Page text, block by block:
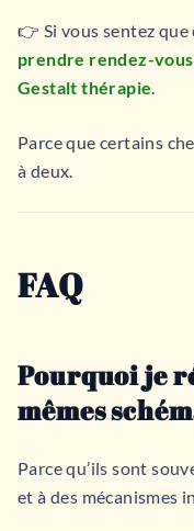
👉 Si vous sentez que
prendre rendez-
Gestalt thérapie.
Parce que certains
à deux.
FAQ
Pourquoi je
mêmes
Parce qu’ils sont
et à des mécanismes